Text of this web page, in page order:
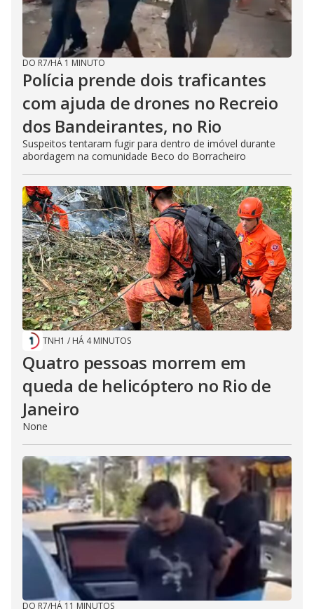
DO R7/HÁ 1 MINUTO
Polícia prende dois traficantes
com ajuda de drones no Recreio
dos Bandeirantes, no Rio
Suspeitos tentaram fugir para dentro de imóvel durante
abordagem na comunidade Beco do Borracheiro
TNH1 / HÁ 4 MINUTOS
Quatro pessoas morrem em
queda de helicóptero no Rio de
Janeiro
None
DO R7/HÁ 11 MINUTOS